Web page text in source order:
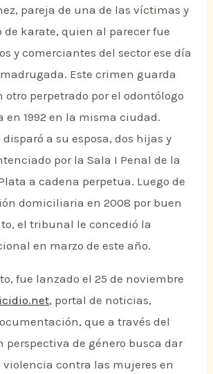
pareja de una de las víctimas y
karate, quien al parecer fue
y comerciantes del sector ese día
Este crimen guarda
otro perpetrado por el odontólogo
en 1992 en la misma ciudad.
a su esposa, dos hijas y
por la Sala I Penal de la
a cadena perpetua. Luego de
domiciliaria en 2008 por buen
el tribunal le concedió la
en marzo de este año.
fue lanzado el 25 de noviembre
, portal de noticias,
que a través del
perspectiva de género busca dar
contra las mujeres en